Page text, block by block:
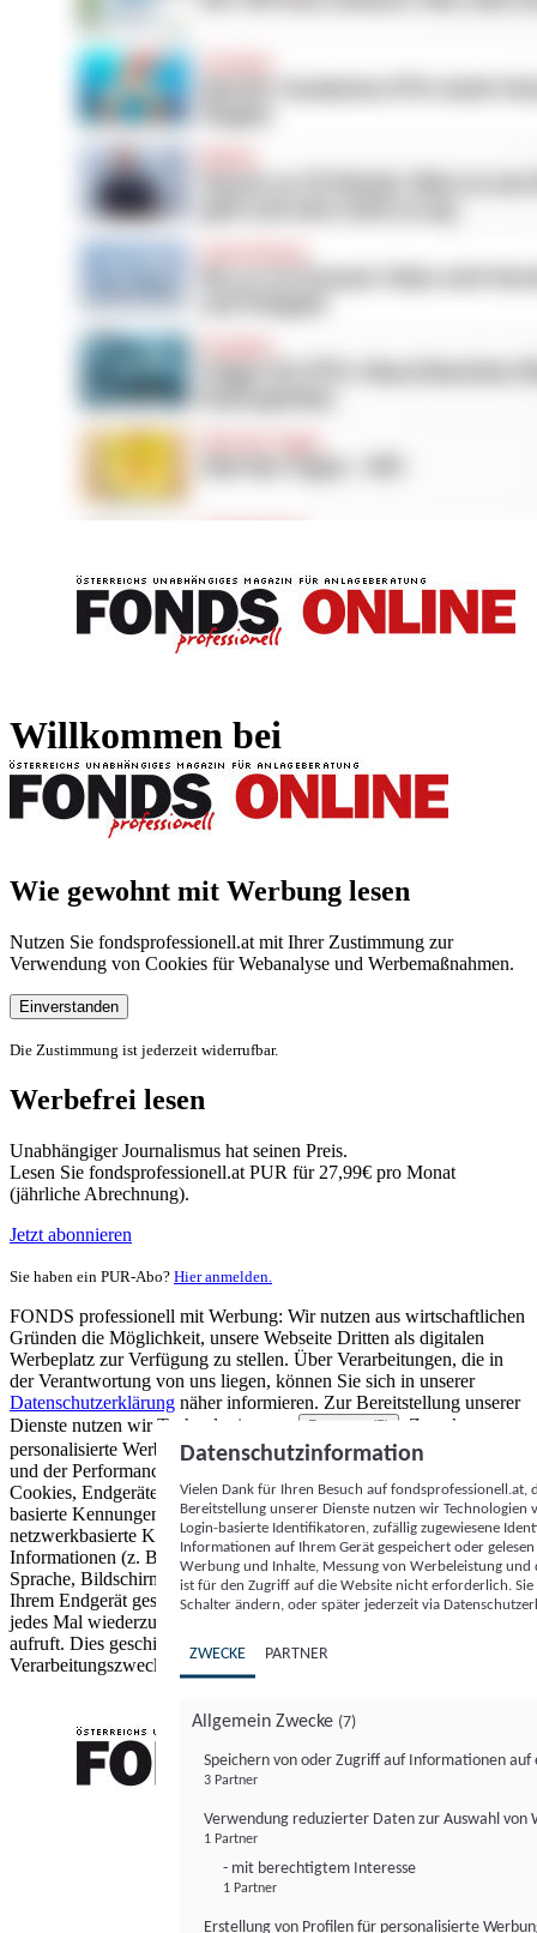
Willkommen bei
Wie gewohnt mit Werbung lesen
Nutzen Sie fondsprofessionell.at mit Ihrer Zustimmung zur
Verwendung von Cookies für Webanalyse und Werbemaßnahmen.
Einverstanden
Die Zustimmung ist jederzeit widerrufbar.
Werbefrei lesen
Unabhängiger Journalismus hat seinen Preis.
Lesen Sie fondsprofessionell.at PUR für 27,99€ pro Monat
(jährliche Abrechnung).
Jetzt abonnieren
Sie haben ein PUR-Abo? Hier anmelden.
FONDS professionell mit Werbung: Wir nutzen aus wirtschaftlichen
Gründen die Möglichkeit, unsere Webseite Dritten als digitalen
Werbeplatz zur Verfügung zu stellen. Über Verarbeitungen, die in
der Verantwortung von uns liegen, können Sie sich in unserer
Datenschutzerklärung näher informieren. Zur Bereitstellung unserer
Dienste nutzen wir Technologien von
Partnern (5)
. Zwecke:
personalisierte Werbung und Inhalte, Messung von Werbeleistung
und der Performance von Inhalten sowie Zielgruppenforschung.
Cookies, Endgeräte- oder ähnliche Online-Kennungen (z. B. login-
basierte Kennungen, zufällig generierte Kennungen,
netzwerkbasierte Kennungen) können zusammen mit anderen
Informationen (z. B. Browsertyp und Browserinformationen,
Sprache, Bildschirmgröße, unterstützte Technologien usw.) auf
Ihrem Endgerät gespeichert oder von dort ausgelesen werden, um es
jedes Mal wiederzuerkennen, wenn es eine App oder einer Webseite
aufruft. Dies geschieht für einen oder mehrere der hier aufgeführten
Verarbeitungszwecke.
Datenschutzinformation
Vielen Dank für Ihren Besuch auf
Bereitstellung unserer Dienste nutzen wir Technologien
Login-basierte Identifikatoren, zufällig zugewiesene
Informationen auf Ihrem Gerät gespeichert oder
Werbung und Inhalte, Messung von Werbeleistung
ist für den Zugriff auf die Website nicht erforderlich.
Schalter ändern, oder später jederzeit via
ZWECKE PARTNER
Allgemein Zwecke (7)
Speichern von oder Zugriff auf Informationen auf
3 Partner
Verwendung reduzierter Daten zur Auswahl von
1 Partner
- mit berechtigtem Interesse
1 Partner
Erstellung von Profilen für personalisierte
FONDS professionell